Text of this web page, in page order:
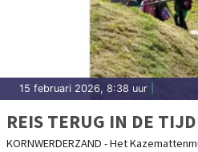
15 februari 2026, 8:38 uur
REIS TERUG IN DE TIJD
KORNWERDERZAND - Het